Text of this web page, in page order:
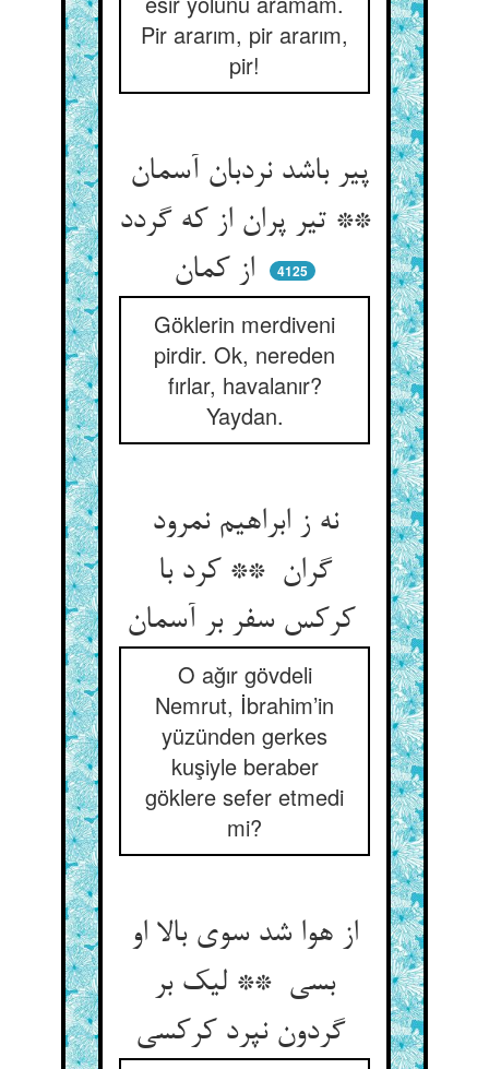
Pir ararım, pir ararım,
pir!
پیر باشد نردبان آسمان
** تیر پران از که گردد
4125
Göklerin merdiveni
pirdir. Ok, nereden
fırlar, havalanır?
Yaydan.
نه ز ابراهیم نمرود
گران ** کرد با
کرکس سفر بر آسمان
O ağır gövdeli
Nemrut, İbrahim’in
yüzünden gerkes
kuşiyle beraber
göklere sefer etmedi
mi?
از هوا شد سوی بالا او
بسی ** لیک بر
گردون نپرد کرکسی